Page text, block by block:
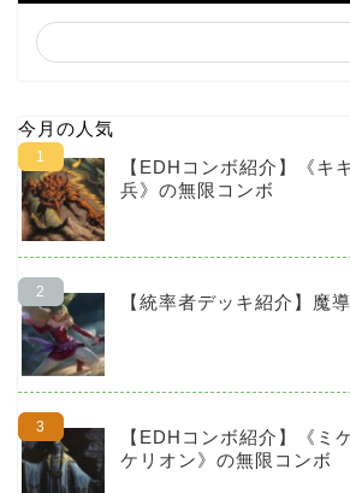
今月の人気
【EDHコンボ紹介】《キ
兵》の無限コンボ
【統率者デッキ紹介】魔
【EDHコンボ紹介】《ミ
ケリオン》の無限コンボ